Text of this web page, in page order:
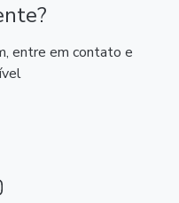
entre em contato e